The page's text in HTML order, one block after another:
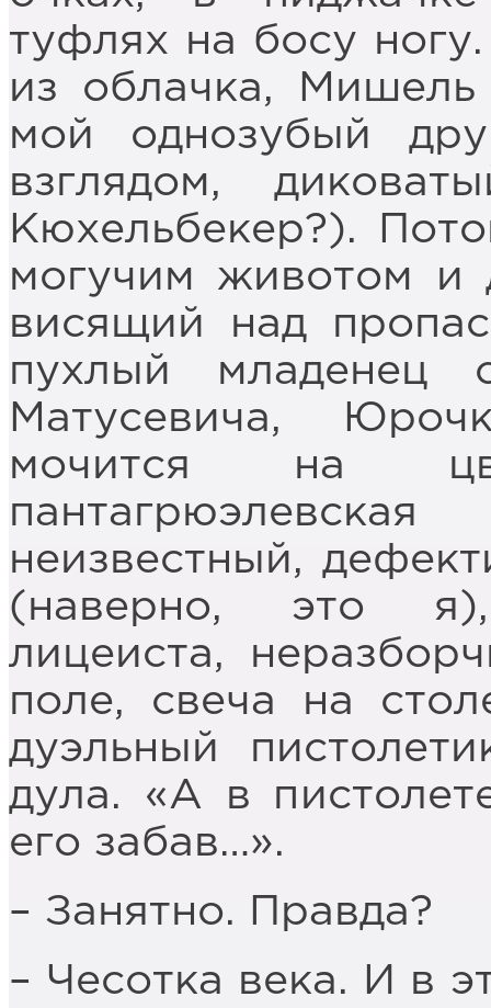
туфлях на босу
из облачка, Мишель
мой однозубый
взглядом,
Кюхельбекер?).
могучим животом и
висящий над
пухлый младенец
Матусевича,
мочится на
неизвестный,
(наверно, это
лицеиста,
поле, свеча на
дуэльный
дула. «А в
его забав…».
– Занятно. Правда?
– Чесотка века. И в